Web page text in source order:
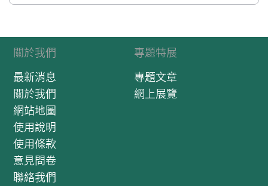
關於我們
最新消息
關於我們
網站地圖
使用說明
使用條款
意見問卷
聯絡我們
專題特展
專題文章
網上展覽